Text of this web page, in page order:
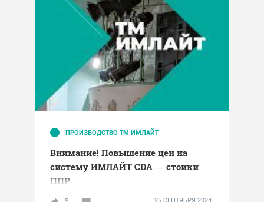
ПРОИЗВОДСТВО ТМ ИМЛАЙТ
Внимание! Повышение цен на
систему ИМЛАЙТ CDA — стойки
ППР
25 СЕНТЯБРЯ 2024